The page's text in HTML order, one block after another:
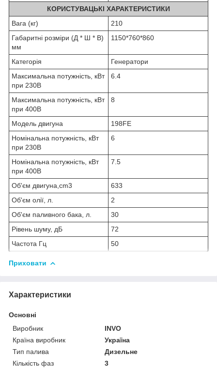
КОРИСТУВАЦЬКІ ХАРАКТЕРИСТИКИ
Вага (кг)
210
Габаритні розміри (Д * Ш * В)
мм
1150*760*860
Категорія
Генератори
Максимальна потужність, кВт
при 230В
6.4
Максимальна потужність, кВт
при 400В
8
Модель двигуна
198FE
Номінальна потужність, кВт
при 230В
6
Номінальна потужність, кВт
при 400В
7.5
Об'єм двигуна,cm3
633
Об'єм олії, л.
2
Об'єм паливного бака, л.
30
Рівень шуму, дБ
72
Частота Гц
50
Приховати
Характеристики
Основні
Виробник
INVO
Країна виробник
Україна
Тип палива
Дизельне
Кількість фаз
3